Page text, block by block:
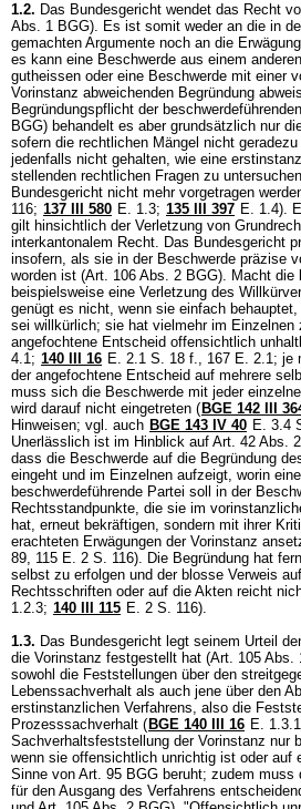
1.2. Das Bundesgericht wendet das Recht
Abs. 1 BGG). Es ist somit weder an die in
gemachten Argumente noch an die
es kann eine Beschwerde aus einem
gutheissen oder eine Beschwerde mit einer
Vorinstanz abweichenden Begründung
Begründungspflicht der
BGG) behandelt es aber grundsätzlich nur
sofern die rechtlichen Mängel nicht
jedenfalls nicht gehalten, wie eine
stellenden rechtlichen Fragen zu
Bundesgericht nicht mehr vorgetragen
116; 137 III 580 E. 1.3; 135 III 397 E. 1.4).
gilt hinsichtlich der Verletzung von
interkantonalem Recht. Das Bundesgericht
insofern, als sie in der Beschwerde präzise
worden ist (Art. 106 Abs. 2 BGG). Macht die
beispielsweise eine Verletzung des
genügt es nicht, wenn sie einfach
sei willkürlich; sie hat vielmehr im Einzelnen
angefochtene Entscheid offensichtlich
4.1; 140 III 16 E. 2.1 S. 18 f., 167 E. 2.1; je
der angefochtene Entscheid auf mehrere
muss sich die Beschwerde mit jeder
wird darauf nicht eingetreten ( BGE 142 III
Hinweisen; vgl. auch BGE 143 IV 40 E. 3.4
Unerlässlich ist im Hinblick auf Art. 42 Abs.
dass die Beschwerde auf die Begründung
eingeht und im Einzelnen aufzeigt, worin
beschwerdeführende Partei soll in der
Rechtsstandpunkte, die sie im
hat, erneut bekräftigen, sondern mit ihrer
erachteten Erwägungen der Vorinstanz
89, 115 E. 2 S. 116). Die Begründung hat
selbst zu erfolgen und der blosse Verweis
Rechtsschriften oder auf die Akten reicht
1.2.3; 140 III 115 E. 2 S. 116).
1.3. Das Bundesgericht legt seinem Urteil
die Vorinstanz festgestellt hat (Art. 105 Abs.
sowohl die Feststellungen über den
Lebenssachverhalt als auch jene über den
erstinstanzlichen Verfahrens, also die
Prozesssachverhalt ( BGE 140 III 16 E.
Sachverhaltsfeststellung der Vorinstanz nur
wenn sie offensichtlich unrichtig ist oder auf
Sinne von Art. 95 BGG beruht; zudem muss
für den Ausgang des Verfahrens